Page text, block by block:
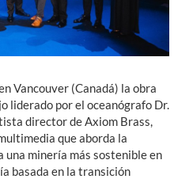
Vancouver (Canadá) la obra
liderado por el oceanógrafo Dr.
director de Axiom Brass,
que aborda la
una minería más sostenible en
basada en la transición